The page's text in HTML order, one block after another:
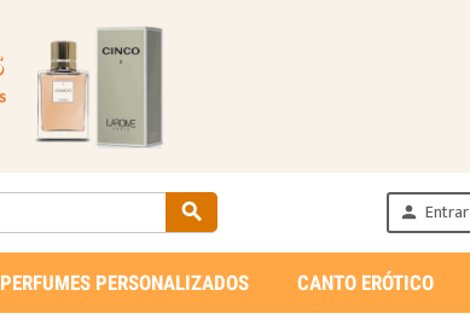
  Entrar
PERFUMES PERSONALIZADOS CANTO ERÓTICO